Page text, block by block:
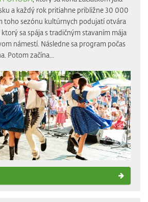
a každý rok pritiahne približne 30 000
toho sezónu kultúrnych podujatí otvára
ktorý sa spája s tradičným stavaním mája
námestí. Následne sa program počas
Potom začína...